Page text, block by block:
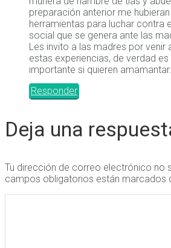
preparación anterior me
herramientas para luchar contra
social que se genera ante las
Les invito a las madres por venir
estas experiencias, de verdad
importante si quieren amamantar.
Responder
Deja una
Tu dirección de correo electrónico no
campos obligatorios están marcados